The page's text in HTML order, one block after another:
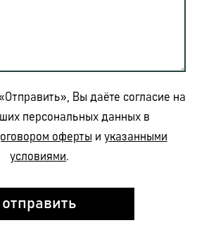
Вы даёте согласие на
персональных данных в
оферты и указанными
условиями.